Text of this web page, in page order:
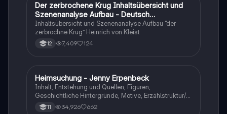
Deutsch
Der zerbrochene Krug Inhaltsübersicht und
Szenenanalyse Aufbau - Deutsch
Q1/Q2/Abitur
Inhaltsübersicht und Szenenanalyse Aufbau “der
zerbrochne Krug” Heinrich von Kleist
12 7,409 124
Deutsch
Heimsuchung - Jenny Erpenbeck
Inhalt, Entstehung und Quellen, Figuren,
Geschichtliche Hintergründe, Motive, Erzählstruktur/-
stil 11 34,926 662